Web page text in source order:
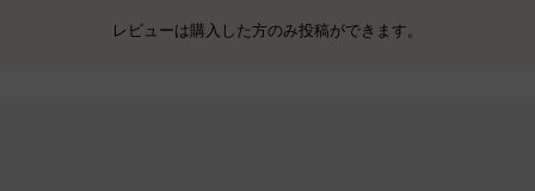
レビューは購入した方のみ投稿ができます。